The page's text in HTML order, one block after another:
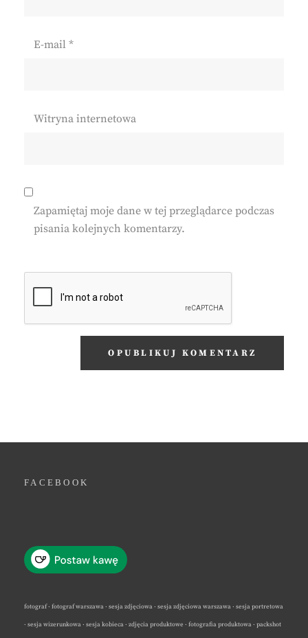
E-mail *
Witryna internetowa
Zapamiętaj moje dane w tej przeglądarce podczas
pisania kolejnych komentarzy.
FACEBOOK
fotograf · fotograf warszawa · sesja zdjęciowa · sesja zdjęciowa warszawa · sesja portretowa
· sesja wizerunkowa · sesja kobieca · zdjęcia produktowe · fotografia produktowa · packshot